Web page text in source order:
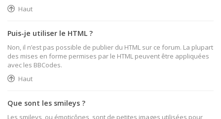
Haut
Puis-je utiliser le HTML ?
Non, il n’est pas possible de publier du HTML sur ce forum. La plupart
des mises en forme permises par le HTML peuvent être appliquées
avec les BBCodes.
Haut
Que sont les smileys ?
Les smileys, ou émoticônes, sont de petites images utilisées pour